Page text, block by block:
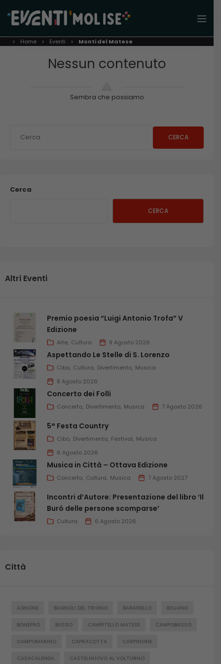
Home Eventi Monti del Matese
Nessun contenuto
Sembra che possiamo
CERCA
Cerca
CERCA
Altri Eventi
Premio poesia “Luigi Antonio Trofa” V
Edizione
Arte Cultura 9 Agosto 2026
Aspettando Le Stelle di S. Lorenzo
Cibo Cultura Divertimento Musica
8 Agosto 2026
Concerto dei Folli
Concerto Divertimento Musica 7 Agosto 2026
5° Festa Country
Cibo Divertimento Festival Musica
6 Agosto 2026
Musica in Città – Ottava Edizione
Concerto Cultura Musica 7 Agosto 2027
Incontri d’Autore: Presentazione del libro ‘Il
Buró delle persone scomparse’
Cultura 6 Agosto 2026
Città
AGNONE BAGNOLI DEL TRIGNO BARANELLO BOJANO
BONEFRO BUSSO CAMPITELLO MATESE CAMPOBASSO
CAMPOMARINO CAPRACOTTA CARPINONE
CASACALENDA CASTELNUOVO AL VOLTURNO